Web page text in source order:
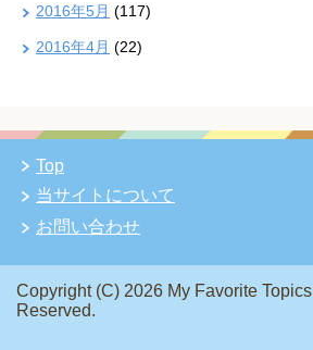
2016年5月 (117)
2016年4月 (22)
Top
当サイトについて
お問い合わせ
Copyright (C) 2026 My Favorite Topics
Reserved.